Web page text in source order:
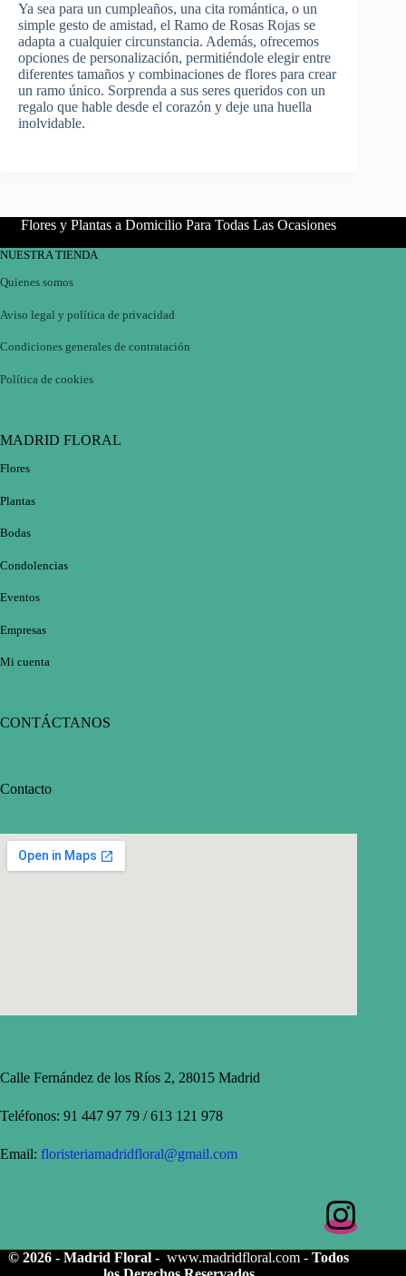
Ya sea para un cumpleaños, una cita romántica, o un
simple gesto de amistad, el Ramo de Rosas Rojas se
adapta a cualquier circunstancia. Además, ofrecemos
opciones de personalización, permitiéndole elegir entre
diferentes tamaños y combinaciones de flores para crear
un ramo único. Sorprenda a sus seres queridos con un
regalo que hable desde el corazón y deje una huella
inolvidable.
Flores y Plantas a Domicilio Para Todas Las Ocasiones
NUESTRA TIENDA
Quienes somos
Aviso legal y política de privacidad
Condiciones generales de contratación
Política de cookies
MADRID FLORAL
Flores
Plantas
Bodas
Condolencias
Eventos
Empresas
Mi cuenta
CONTÁCTANOS
Contacto
Calle Fernández de los Ríos 2, 28015 Madrid
Teléfonos: 91 447 97 79 / 613 121 978
Email: floristeriamadridfloral@gmail.com
© 2026 - Madrid Floral -www.madridfloral.com-Todos